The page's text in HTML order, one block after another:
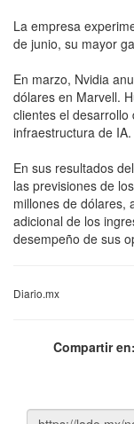
La empresa
de junio, su mayor
En marzo, Nvidia
dólares en Marvell.
clientes el
infraestructura de IA.
En sus resultados
las previsiones de
millones de dólares,
adicional de los
desempeño de sus
Diario.mx
Compartir en: